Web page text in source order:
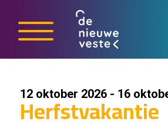
12 oktober 2026 - 16
Herfstvakantie